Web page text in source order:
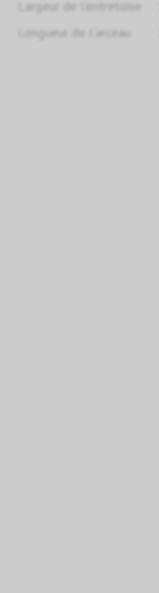
Largeur de l'entretoise
Longueur de l'arceau